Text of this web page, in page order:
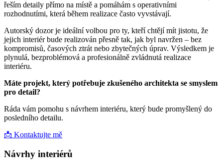
řeším detaily přímo na místě a pomáhám s operativními
rozhodnutími, která během realizace často vyvstávají.
Autorský dozor je ideální volbou pro ty, kteří chtějí mít jistotu, že
jejich interiér bude realizován přesně tak, jak byl navržen – bez
kompromisů, časových ztrát nebo zbytečných úprav. Výsledkem je
plynulá, bezproblémová a profesionálně zvládnutá realizace
interiéru.
Máte projekt, který potřebuje zkušeného architekta se smyslem
pro detail?
Ráda vám pomohu s návrhem interiéru, který bude promyšlený do
posledního detailu.
📩 Kontaktujte mě
Návrhy interiérů